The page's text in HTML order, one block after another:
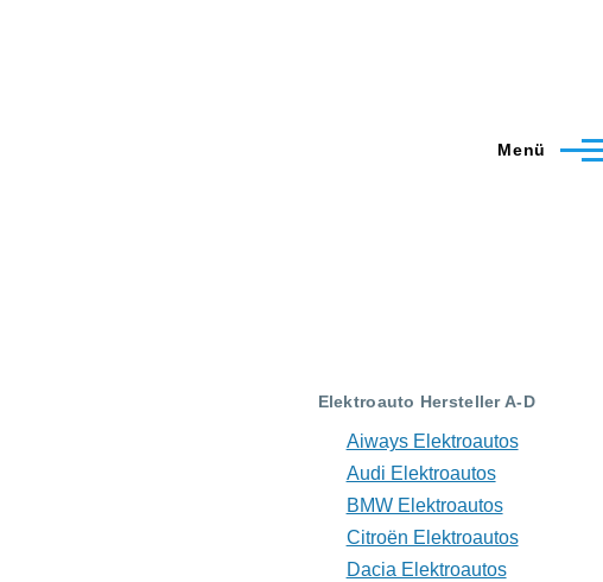
Menü
Elektroauto Hersteller A-D
Aiways Elektroautos
Audi Elektroautos
BMW Elektroautos
Citroën Elektroautos
Dacia Elektroautos